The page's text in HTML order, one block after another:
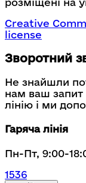
Creative
license
Зворотний
Не знайшли
нам ваш запит
лінію і ми
Гаряча лінія
Пн-Пт, 9:00-
1536